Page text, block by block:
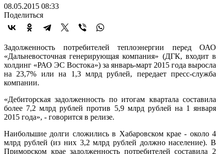
08.05.2015 08:33
Поделиться
Задолженность потребителей теплоэнергии перед ОАО
«Дальневосточная генерирующая компания» (ДГК, входит в
холдинг «РАО ЭС Востока») за январь-март 2015 года выросла
на 23,7% или на 1,3 млрд рублей, передает пресс-служба
компании.
«Дебиторская задолженность по итогам квартала составила
более 7,2 млрд рублей против 5,9 млрд рублей на 1 января
2015 года», - говорится в релизе.
Наибольшие долги сложились в Хабаровском крае - около 4
млрд рублей (из них 3,2 млрд рублей должно население). В
Приморском крае задолженность потребителей составила 2